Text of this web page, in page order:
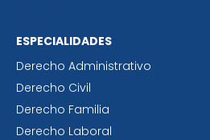
ESPECIALIDADES
Derecho Administrativo
Derecho Civil
Derecho Familia
Derecho Laboral